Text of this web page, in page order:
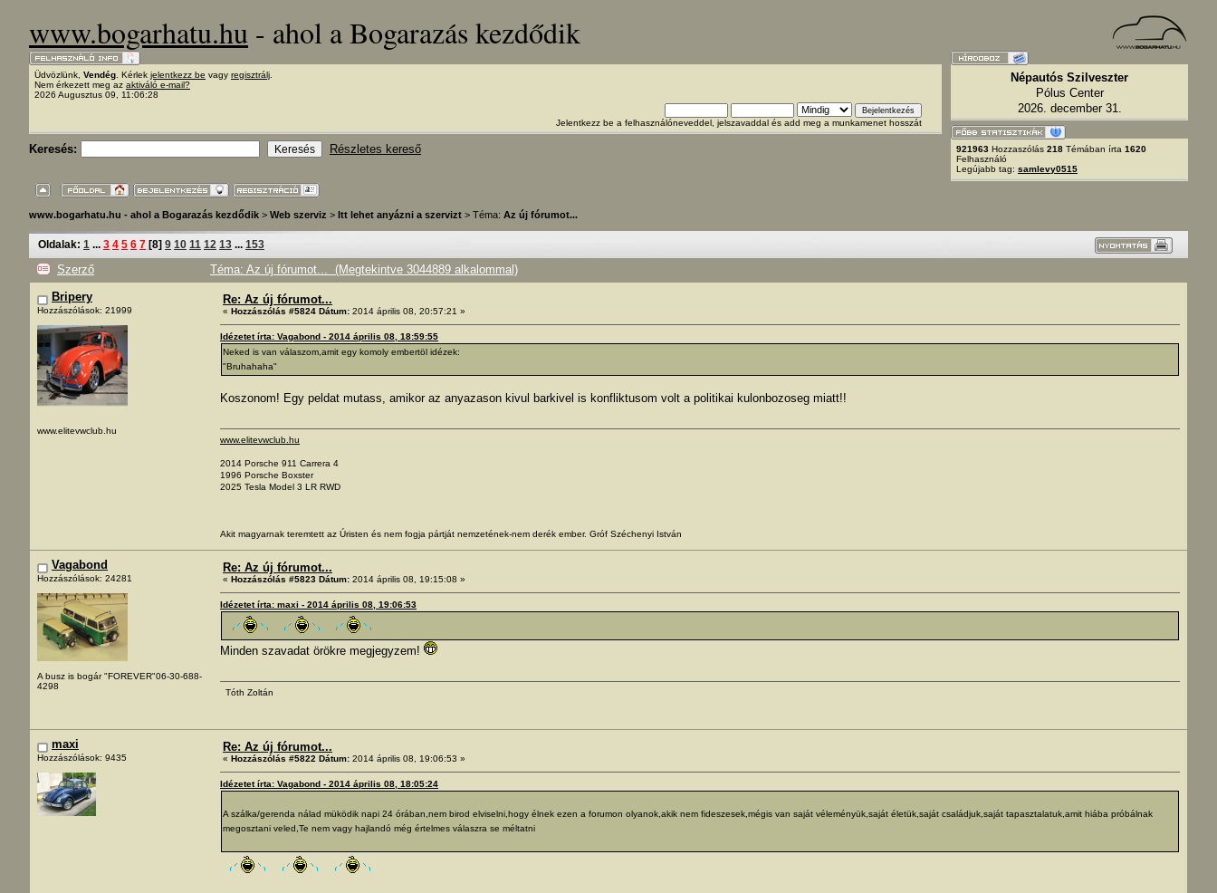
www.bogarhatu.hu - ahol a Bogarazás kezdődik
Üdvözlünk, Vendég . Kérlek jelentkezz be vagy regisztrálj
Nem érkezett meg az aktiváló e-mail?
2026 Augusztus 09, 11:06:28
Jelentkezz be a felhasználóneveddel, jelszavaddal és add meg a munkamenet hosszát
Keresés: Részletes kereső
Népautós Szilveszter
Pólus Center
2026. december 31.
921963 Hozzaszólás 218 Témában írta 1620
Felhasználó
Legújabb tag: samlevy0515
www.bogarhatu.hu - ahol a Bogarazás kezdődik > Web szerviz > Itt lehet anyázni a szervizt > Téma: Az új fórumot...
Oldalak: 1 ... 3 4 5 6 7 [8] 9 10 11 12 13 ... 153
Szerző
Téma: Az új fórumot... (Megtekintve 3044889 alkalommal)
Bripery
Hozzászólások: 21999
www.elitevwclub.hu
Re: Az új fórumot...
« Hozzászólás #5824 Dátum: 2014 április 08, 20:57:21 »
Idézetet írta: Vagabond - 2014 április 08, 18:59:55
Neked is van válaszom,amit egy komoly embertöl idézek:
"Bruhahaha"
Koszonom! Egy peldat mutass, amikor az anyazason kivul barkivel is konfliktusom volt a politikai kulonbozoseg miatt!!
www.elitevwclub.hu
2014 Porsche 911 Carrera 4
1996 Porsche Boxster
2025 Tesla Model 3 LR RWD
Akit magyarnak teremtett az Úristen és nem fogja pártját nemzetének-nem derék ember. Gróf Széchenyi István
Vagabond
Hozzászólások: 24281
A busz is bogár "FOREVER"06-30-688-
4298
Re: Az új fórumot...
« Hozzászólás #5823 Dátum: 2014 április 08, 19:15:08 »
Idézetet írta: maxi - 2014 április 08, 19:06:53
Minden szavadat örökre megjegyzem!
Tóth Zoltán
maxi
Hozzászólások: 9435
Re: Az új fórumot...
« Hozzászólás #5822 Dátum: 2014 április 08, 19:06:53 »
Idézetet írta: Vagabond - 2014 április 08, 18:05:24
A szálka/gerenda nálad müködik napi 24 órában,nem birod elviselni,hogy élnek ezen a forumon olyanok,akik nem fideszesek,mégis van saját véleményük,saját életük,saját családjuk,saját tapasztalatuk,amit hiába próbálnak
megosztani veled,Te nem vagy hajlandó még értelmes válaszra se méltatni